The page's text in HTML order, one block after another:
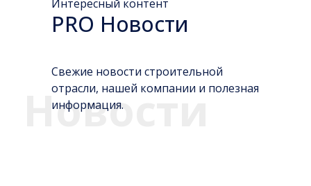
Новости
Свежие новости строительной
отрасли, нашей компании и полезная
информация.
PRO Новости
Интересный контент